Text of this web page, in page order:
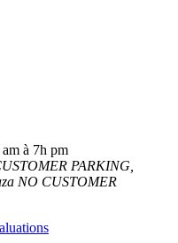
à 7h pm
PARKING,
NO CUSTOMER